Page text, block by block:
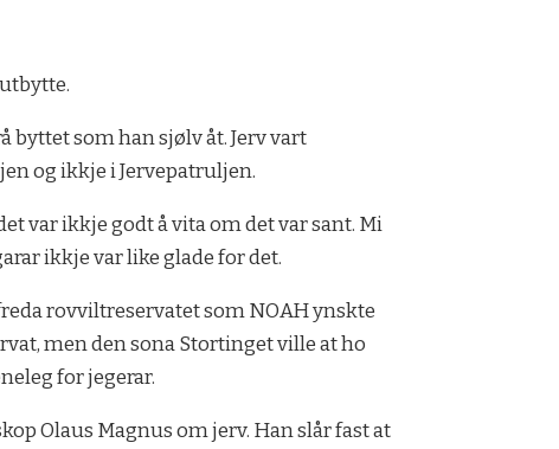
som han sjølv åt. Jerv vart
og ikkje i Jervepatruljen.
var ikkje godt å vita om det var sant. Mi
ikkje var like glade for det.
rovviltreservatet som NOAH ynskte
men den sona Stortinget ville at ho
for jegerar.
Olaus Magnus om jerv. Han slår fast at